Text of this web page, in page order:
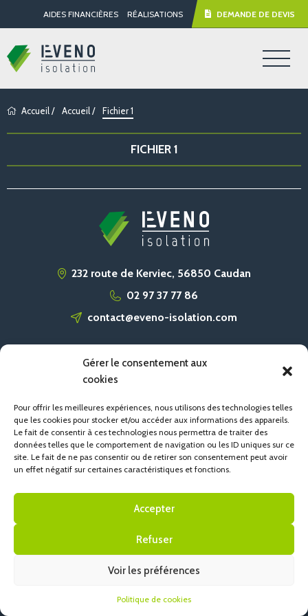
Gérer le consentement aux
cookies
Pour offrir les meilleures expériences, nous utilisons des technologies telles
que les cookies pour stocker et/ou accéder aux informations des appareils.
Le fait de consentir à ces technologies nous permettra de traiter des
données telles que le comportement de navigation ou les ID uniques sur ce
site. Le fait de ne pas consentir ou de retirer son consentement peut avoir
un effet négatif sur certaines caractéristiques et fonctions.
Accepter
Refuser
Voir les préférences
Politique de cookies
AIDES FINANCIÈRES RÉALISATIONS DEMANDE DE DEVIS
Accueil/ Accueil/ Fichier 1
FICHIER 1
232 route de Kerviec, 56850 Caudan
02 97 37 77 86
contact@eveno-isolation.com
ACCUEIL
POLITIQUE DE COOKIES (UE)